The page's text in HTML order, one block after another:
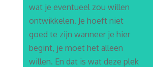
wat je eventueel zou willen
ontwikkelen. Je hoeft niet
goed te zijn wanneer je hier
begint, je moet het alleen
willen. En dat is wat deze plek